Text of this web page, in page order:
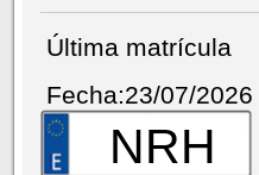
Última matrícula
Fecha:23/07/2026
NRH